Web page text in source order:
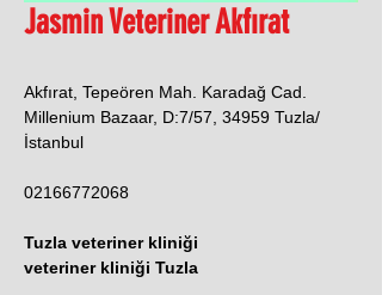
Jasmin Veteriner Akfırat
Akfırat, Tepeören Mah. Karadağ Cad.
Millenium Bazaar, D:7/57, 34959 Tuzla/
İstanbul
02166772068
Tuzla veteriner kliniği
veteriner kliniği Tuzla